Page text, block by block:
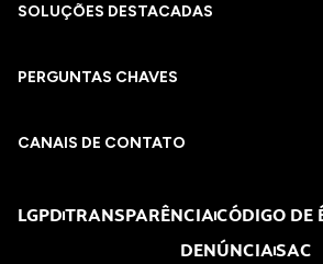
SOLUÇÕES DESTACADAS
PERGUNTAS CHAVES​
CANAIS DE CONTATO
LGPDTRANSPARÊNCIACÓDIGO DE
DENÚNCIASAC